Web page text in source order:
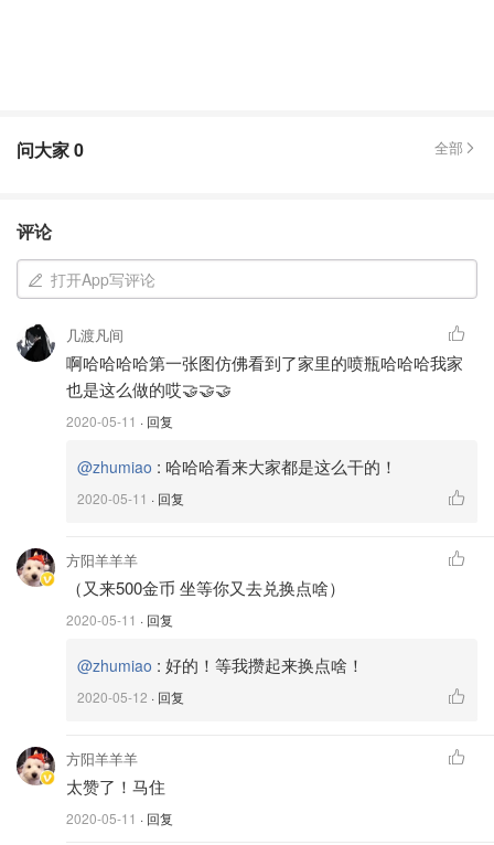
3.过去资源充足时我喜欢用含酒精的湿巾清洁灶台与厨房油
污，现在消毒物资太紧俏啦，得省着点用。逛超市时取一张
问大家0 全部
评论
打开App写评论
几渡凡间
啊哈哈哈哈第一张图仿佛看到了家里的喷瓶哈哈哈我家
也是这么做的哎🤝🤝🤝
2020-05-11 · 回复
@zhumiao : 哈哈哈看来大家都是这么干的！
2020-05-11 · 回复
方阳羊羊羊
（又来500金币 坐等你又去兑换点啥）
2020-05-11 · 回复
@zhumiao : 好的！等我攒起来换点啥！
2020-05-12 · 回复
方阳羊羊羊
太赞了！马住
2020-05-11 · 回复